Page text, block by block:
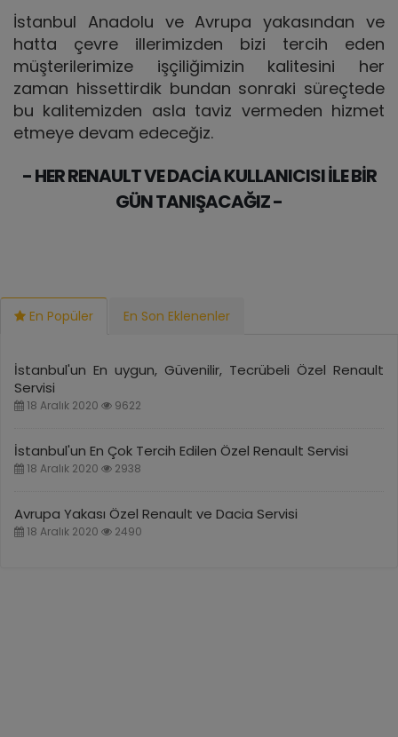
İstanbul Anadolu ve Avrupa yakasından ve
hatta çevre illerimizden bizi tercih eden
müşterilerimize işçiliğimizin kalitesini her
zaman hissettirdik bundan sonraki süreçtede
bu kalitemizden asla taviz vermeden hizmet
etmeye devam edeceğiz.
- HER RENAULT VE DACİA KULLANICISI İLE BİR
GÜN TANIŞACAĞIZ -
En Popüler En Son Eklenenler
İstanbul'un En uygun, Güvenilir, Tecrübeli Özel Renault
Servisi
18 Aralık 2020 9622
İstanbul'un En Çok Tercih Edilen Özel Renault Servisi
18 Aralık 2020 2938
Avrupa Yakası Özel Renault ve Dacia Servisi
18 Aralık 2020 2490